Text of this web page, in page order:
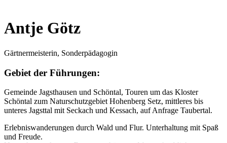
Antje Götz
Gärtnermeisterin, Sonderpädagogin
Gebiet der Führungen:
Gemeinde Jagsthausen und Schöntal, Touren um das Kloster
Schöntal zum Naturschutzgebiet Hohenberg Setz, mittleres bis
unteres Jagsttal mit Seckach und Kessach, auf Anfrage Taubertal.
Erlebniswanderungen durch Wald und Flur. Unterhaltung mit Spaß
und Freude.